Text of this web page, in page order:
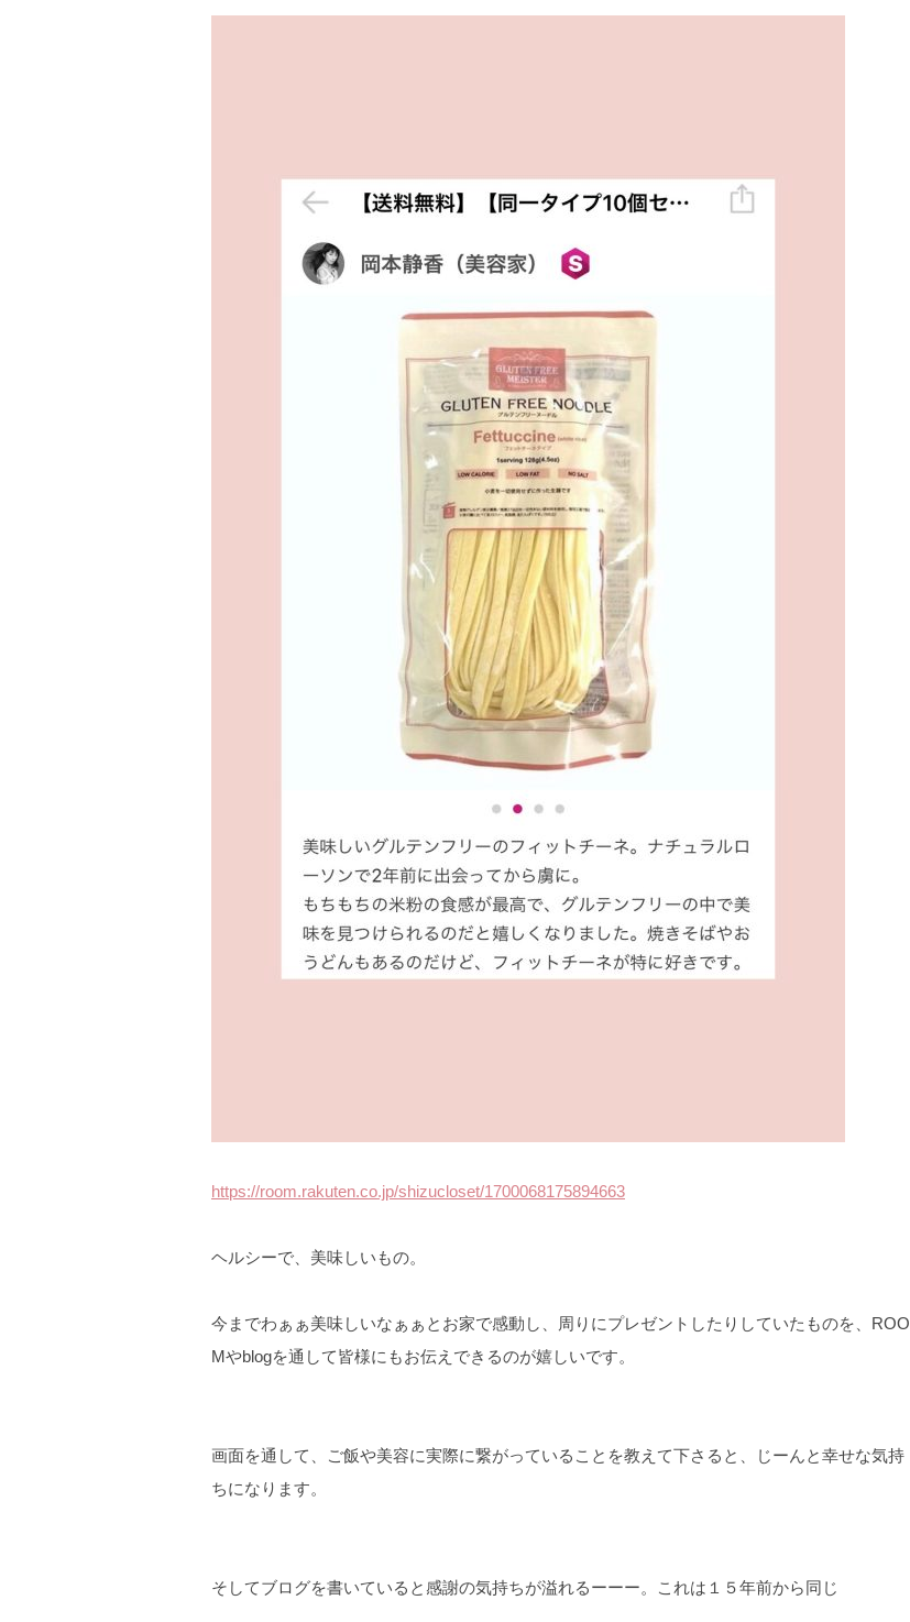
https://room.rakuten.co.jp/shizucloset/1700068175894663
ヘルシーで、美味しいもの。
今までわぁぁ美味しいなぁぁとお家で感動し、周りにプレゼントしたりしていたものを、ROO
Mやblogを通して皆様にもお伝えできるのが嬉しいです。
画面を通して、ご飯や美容に実際に繋がっていることを教えて下さると、じーんと幸せな気持
ちになります。
そしてブログを書いていると感謝の気持ちが溢れるーーー。これは１５年前から同じ